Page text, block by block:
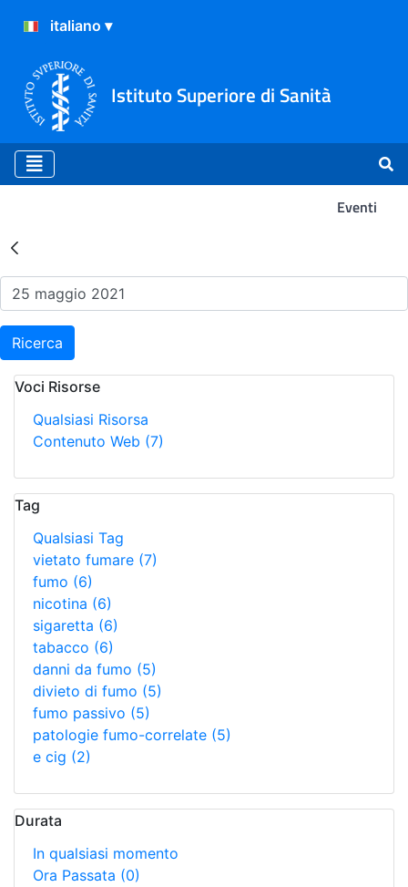
Istituto Superiore di Sanità
Eventi
Risultati della Ricerca -
Ricerca
Voci Risorse
Qualsiasi Risorsa
Contenuto Web (7)
Tag
Qualsiasi Tag
vietato fumare (7)
fumo (6)
nicotina (6)
sigaretta (6)
tabacco (6)
danni da fumo (5)
divieto di fumo (5)
fumo passivo (5)
patologie fumo-correlate (5)
e cig (2)
Durata
In qualsiasi momento
Ora Passata (0)